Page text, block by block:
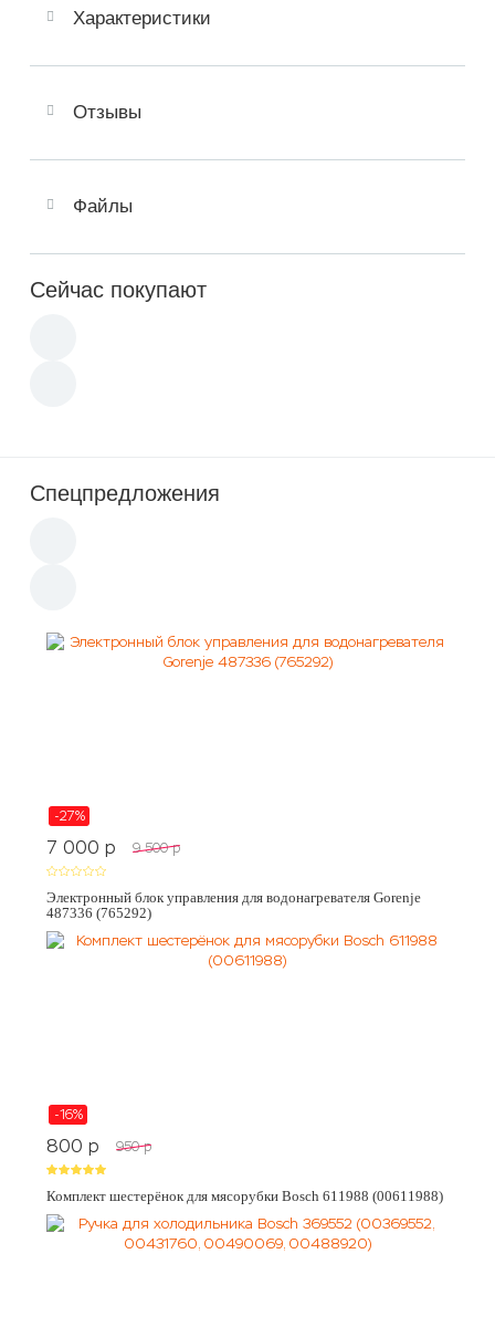
Характеристики
Отзывы
Файлы
Сейчас покупают
Спецпредложения
-27%
7 000 p 9 500 p
Электронный блок управления для водонагревателя Gorenje
487336 (765292)
-16%
800 p 950 p
Комплект шестерёнок для мясорубки Bosch 611988 (00611988)